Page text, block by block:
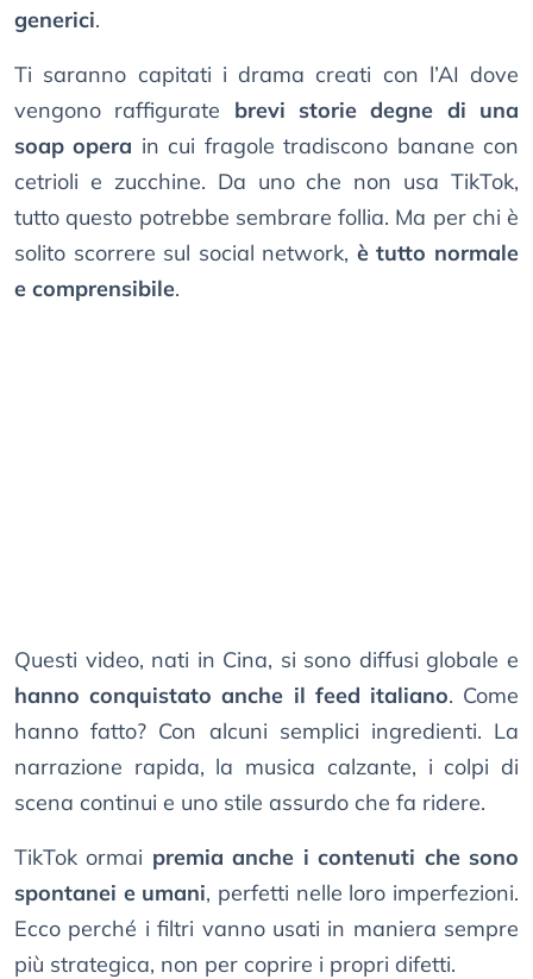
generici.
Ti saranno capitati i drama creati con l’AI dove
vengono raffigurate brevi storie degne di una
soap opera in cui fragole tradiscono banane con
cetrioli e zucchine. Da uno che non usa TikTok,
tutto questo potrebbe sembrare follia. Ma per chi è
solito scorrere sul social network, è tutto normale
e comprensibile.
Questi video, nati in Cina, si sono diffusi globale e
hanno conquistato anche il feed italiano. Come
hanno fatto? Con alcuni semplici ingredienti. La
narrazione rapida, la musica calzante, i colpi di
scena continui e uno stile assurdo che fa ridere.
TikTok ormai premia anche i contenuti che sono
spontanei e umani, perfetti nelle loro imperfezioni.
Ecco perché i filtri vanno usati in maniera sempre
più strategica, non per coprire i propri difetti.